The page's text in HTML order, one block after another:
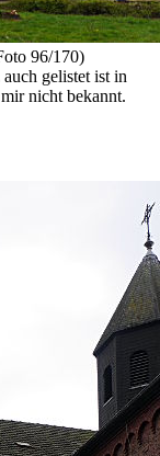
96/170)
gelistet ist in
nicht bekannt.